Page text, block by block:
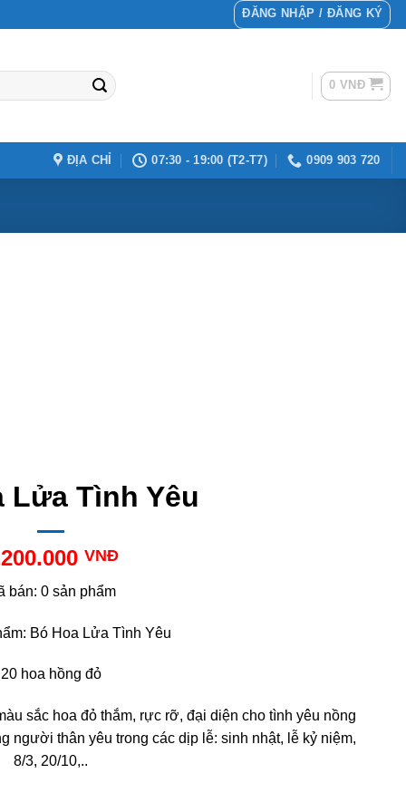
ĐĂNG NHẬP / ĐĂNG KÝ
0 VNĐ
ĐỊA CHỈ 07:30 - 19:00 (T2-T7) 0909 903 720
Lửa Tình Yêu
VNĐ
bán: 0 sản phẩm
Bó Hoa Lửa Tình Yêu
20 hoa hồng đỏ
sắc hoa đỏ thắm, rực rỡ, đại diện cho tình yêu nồng
người thân yêu trong các dịp lễ: sinh nhật, lễ kỷ niệm,
8/3, 20/10,..